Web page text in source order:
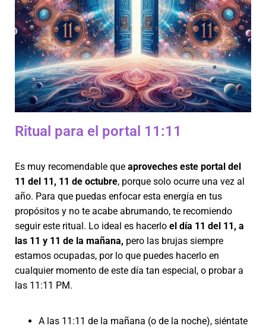
Ritual para el portal 11:11
Es muy recomendable que aproveches este portal del
11 del 11, 11 de octubre, porque solo ocurre una vez al
año. Para que puedas enfocar esta energía en tus
propósitos y no te acabe abrumando, te recomiendo
seguir este ritual. Lo ideal es hacerlo el día 11 del 11, a
las 11 y 11 de la mañana, pero las brujas siempre
estamos ocupadas, por lo que puedes hacerlo en
cualquier momento de este día tan especial, o probar a
las 11:11 PM.
A las 11:11 de la mañana (o de la noche), siéntate